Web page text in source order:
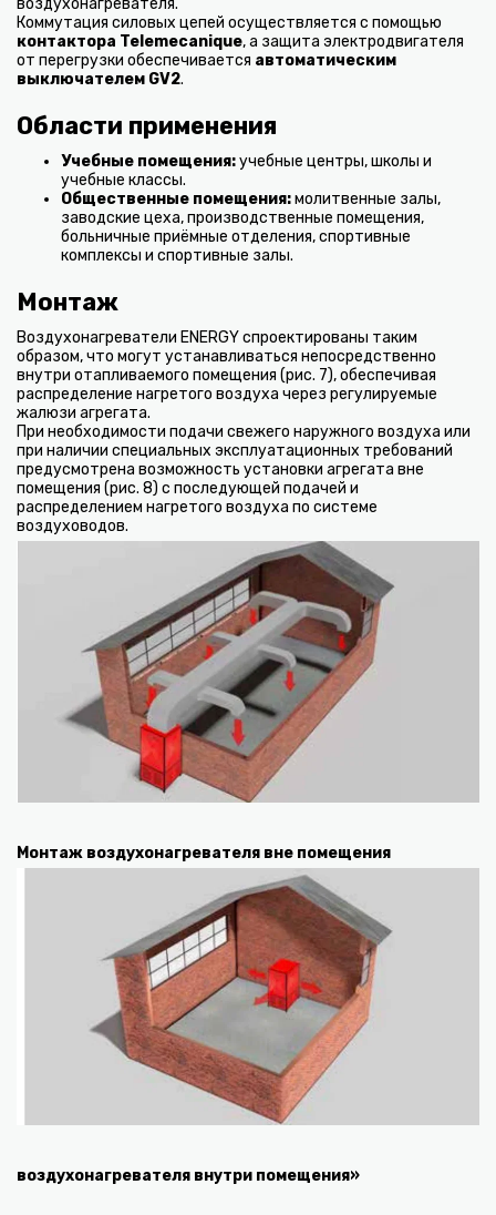
Коммутация силовых цепей осуществляется с помощью
контактора Telemecanique, а защита электродвигателя
от перегрузки обеспечивается автоматическим
выключателем GV2.
Области применения
Учебные помещения:учебные центры, школы и
учебные классы.
Общественные помещения:молитвенные залы,
заводские цеха, производственные помещения,
больничные приёмные отделения, спортивные
комплексы и спортивные залы.
Монтаж
Воздухонагреватели ENERGY спроектированы таким
образом, что могут устанавливаться непосредственно
внутри отапливаемого помещения (рис. 7), обеспечивая
распределение нагретого воздуха через регулируемые
жалюзи агрегата.
При необходимости подачи свежего наружного воздуха или
при наличии специальных эксплуатационных требований
предусмотрена возможность установки агрегата вне
помещения (рис. 8) с последующей подачей и
распределением нагретого воздуха по системе
воздуховодов.
Монтаж воздухонагревателя вне помещения
воздухонагревателя внутри помещения»